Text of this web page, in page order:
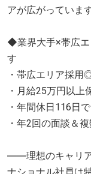
アが広がっています
◆業界大手×帯広エ
す
・帯広エリア採
・月給25万円以上
・年間休日116日
・年2回の面談＆
――理想のキャリア